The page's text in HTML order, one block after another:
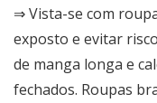
⇒ Vista-se com
exposto e evitar
de manga longa e
fechados. Roupas